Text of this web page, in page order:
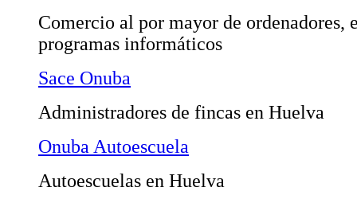
Comercio al por mayor de ordenadores,
programas informáticos
Sace Onuba
Administradores de fincas en Huelva
Onuba Autoescuela
Autoescuelas en Huelva